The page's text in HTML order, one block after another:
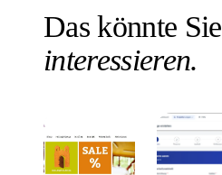
Das könnte Sie
interessieren.